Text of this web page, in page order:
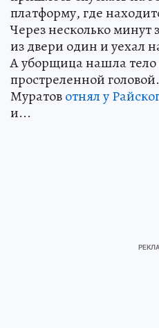
платформу, где
Через несколько
из двери один и уехал
А уборщица нашла тело
простреленной
Муратовотнял у
и...